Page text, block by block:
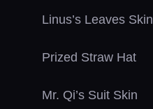
Linus’s Leaves Skin
Prized Straw Hat
Mr. Qi’s Suit Skin